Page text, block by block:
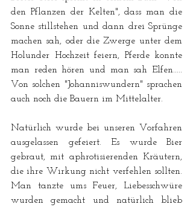
den Pflanzen der Kelten", dass man die
Sonne stillstehen und dann drei Sprünge
machen sah, oder die Zwerge unter dem
Holunder Hochzeit feiern, Pferde konnte
man reden hören und man sah Elfen.....
Von solchen "Johanniswundern" sprachen
auch noch die Bauern im Mittelalter.
Natürlich wurde bei unseren Vorfahren
ausgelassen gefeiert. Es wurde Bier
gebraut, mit aphrotisierenden Kräutern,
die ihre Wirkung nicht verfehlen sollten.
Man tanzte ums Feuer, Liebesschwüre
wurden gemacht und natürlich blieb